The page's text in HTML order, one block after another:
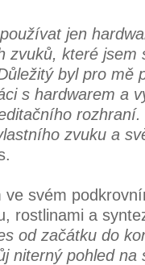
jen
zvuků, které jsem
byl pro mě
s hardwarem a
zvuku a
ve svém
rostlinami a
od začátku do
niterný pohled na